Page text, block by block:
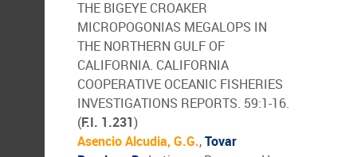
THE BIGEYE CROAKER
MICROPOGONIAS MEGALOPS IN
THE NORTHERN GULF OF
CALIFORNIA. CALIFORNIA
COOPERATIVE OCEANIC FISHERIES
INVESTIGATIONS REPORTS. 59:1-16.
(F.I. 1.231)
Asencio Alcudia, G.G.,Tovar